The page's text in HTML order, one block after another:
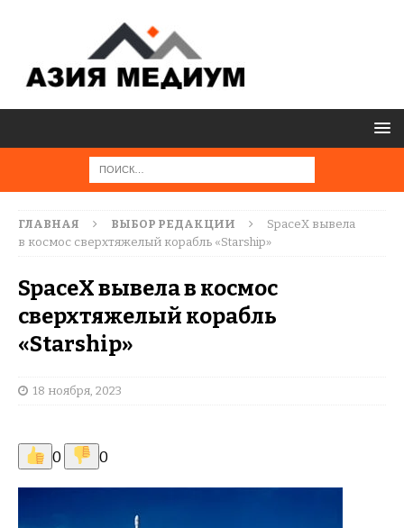
ГЛАВНАЯ ВЫБОР РЕДАКЦИИ
SpaceX вывела
в космос сверхтяжелый корабль «Starship»
SpaceX вывела в космос
сверхтяжелый корабль
«Starship»
18 ноября, 2023
0 0